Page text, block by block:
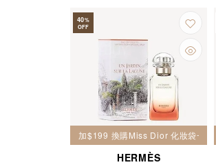
40%
OFF
加$199 換購Miss Dior 化妝袋一個
HERMÈS